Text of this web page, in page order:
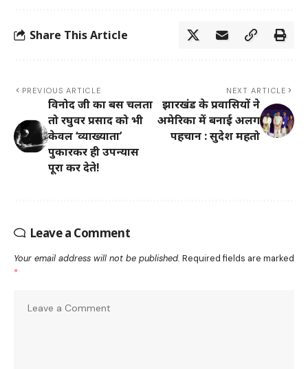
Share This Article
PREVIOUS ARTICLE
विनोद जी का बस चलता
तो रघुवर प्रसाद को भी
केवल ‘व्याख्याता’
पुकारकर ही उपन्यास
पूरा कर देते!
NEXT ARTICLE
झारखंड के प्रवासियों ने
अमेरिका में बनाई अलग
पहचान : सुदेश महतो
Leave a Comment
Your email address will not be published. Required fields are marked
*